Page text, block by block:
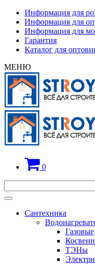
Информация для
Информация для
Информация для
Гарантия
Каталог для
МЕНЮ
0
Сантехника
Газовые
ТЭНы